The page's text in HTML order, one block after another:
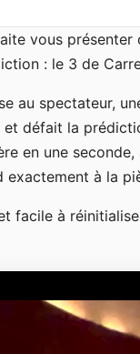
vous présenter
: le 3 de
au spectateur,
défait la
en une seconde,
exactement à la
facile à